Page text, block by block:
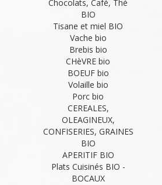
Chocolats, Café, Thé
BIO
Tisane et miel BIO
Vache bio
Brebis bio
CHèVRE bio
BOEUF bio
Volaille bio
Porc bio
CEREALES,
OLEAGINEUX,
CONFISERIES, GRAINES
BIO
APERITIF BIO
Plats Cuisinés BIO -
BOCAUX